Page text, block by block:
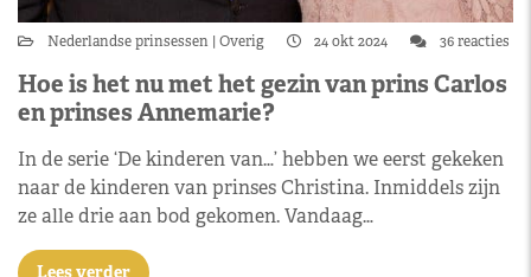
Nederlandse prinsessen Overig 24 okt 2024 36 reacties
Hoe is het nu met het gezin van prins Carlos
en prinses Annemarie?
In de serie ‘De kinderen van…’ hebben we eerst gekeken
naar de kinderen van prinses Christina. Inmiddels zijn
ze alle drie aan bod gekomen. Vandaag…
Lees verder